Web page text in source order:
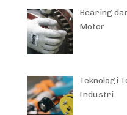
Bearing
Motor
Teknologi
Industri